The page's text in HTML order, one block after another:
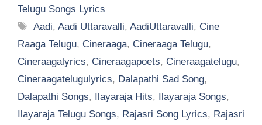
Telugu Songs Lyrics
Tags
Aadi,Aadi Uttaravalli,AadiUttaravalli, Cine
Raaga Telugu, Cineraaga, Cineraaga Telugu,
Cineraagalyrics, Cineraagapoets, Cineraagatelugu,
Cineraagatelugulyrics, Dalapathi Sad Song,
Dalapathi Songs, Ilayaraja Hits, Ilayaraja Songs,
Ilayaraja Telugu Songs, Rajasri Song Lyrics, Rajasri